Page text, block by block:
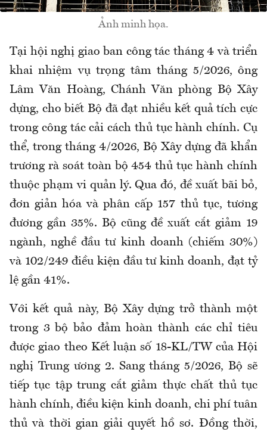
Ảnh minh họa.
Tại hội nghị giao ban công tác tháng 4 và triển
khai nhiệm vụ trọng tâm tháng 5/2026, ông
Lâm Văn Hoàng, Chánh Văn phòng Bộ Xây
dựng, cho biết Bộ đã đạt nhiều kết quả tích cực
trong công tác cải cách thủ tục hành chính. Cụ
thể, trong tháng 4/2026, Bộ Xây dựng đã khẩn
trương rà soát toàn bộ 454 thủ tục hành chính
thuộc phạm vi quản lý. Qua đó, đề xuất bãi bỏ,
đơn giản hóa và phân cấp 157 thủ tục, tương
đương gần 35%. Bộ cũng đề xuất cắt giảm 19
ngành, nghề đầu tư kinh doanh (chiếm 30%)
và 102/249 điều kiện đầu tư kinh doanh, đạt tỷ
lệ gần 41%.
Với kết quả này, Bộ Xây dựng trở thành một
trong 3 bộ bảo đảm hoàn thành các chỉ tiêu
được giao theo Kết luận số 18-KL/TW của Hội
nghị Trung ương 2. Sang tháng 5/2026, Bộ sẽ
tiếp tục tập trung cắt giảm thực chất thủ tục
hành chính, điều kiện kinh doanh, chi phí tuân
thủ và thời gian giải quyết hồ sơ. Đồng thời,